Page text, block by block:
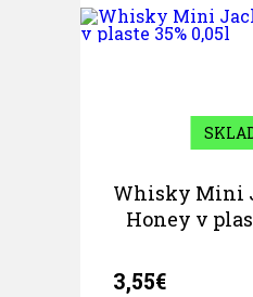
Whisky Mini
Honey v
3,55€